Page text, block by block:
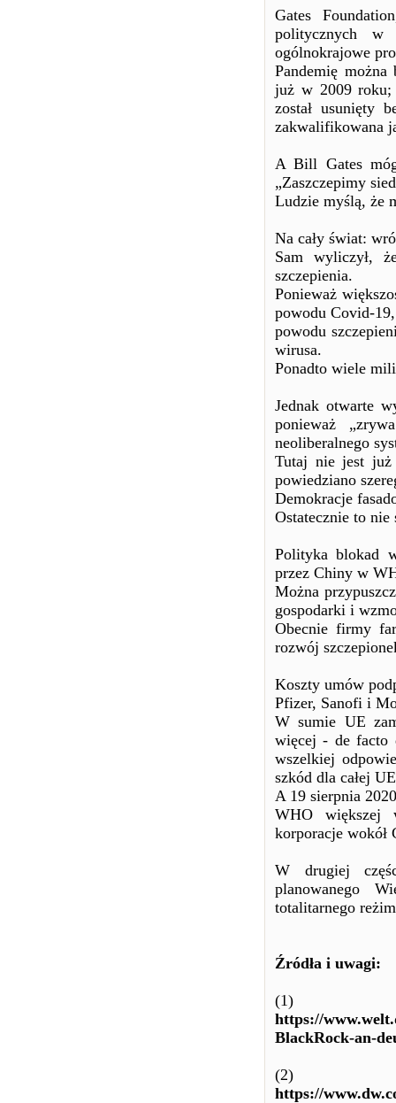
Gates
politycznych w
ogólnokrajowe
Pandemię
już w 2009 roku;
został usunięty
zakwalifikowana
A Bill Gates
„Zaszczepimy
Ludzie myślą, że
Na cały świat:
Sam wyliczył,
szczepienia.
Ponieważ
powodu Covid-
powodu
wirusa.
Ponadto wiele
Jednak otwarte
ponieważ
neoliberalnego
Tutaj nie jest już
powiedziano
Demokracje
Ostatecznie to nie
Polityka blokad
przez Chiny w
Można
gospodarki i
Obecnie firmy
rozwój
Koszty umów
Pfizer, Sanofi i
W sumie UE
więcej - de facto
wszelkiej
szkód dla całej
A 19 sierpnia
WHO większej
korporacje wokół
W drugiej
planowanego
totalitarnego
Źródła i uwagi:
(1)
https://
BlackRock-an-
(2)
https://